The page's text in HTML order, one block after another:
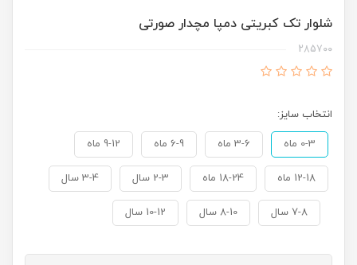
شلوار تک کبریتی دمپا مچدار صورتی
285700
انتخاب سایز:
0-3 ماه 3-6 ماه 6-9 ماه 9-12 ماه
12-18 ماه 18-24 ماه 2-3 سال 3-4 سال
7-8 سال 8-10 سال 10-12 سال